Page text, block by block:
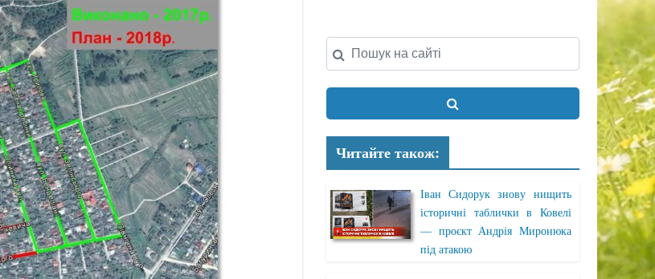
Читайте також:
Іван Сидорук знову нищить
історичні таблички в Ковелі
— проєкт Андрія Миронюка
під атакою